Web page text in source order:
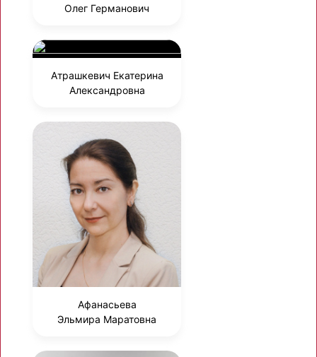
Олег Германович
Атрашкевич Екатерина
Александровна
Афанасьева
Эльмира Маратовна